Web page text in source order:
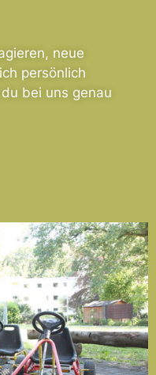
neue
persönlich
bei uns genau